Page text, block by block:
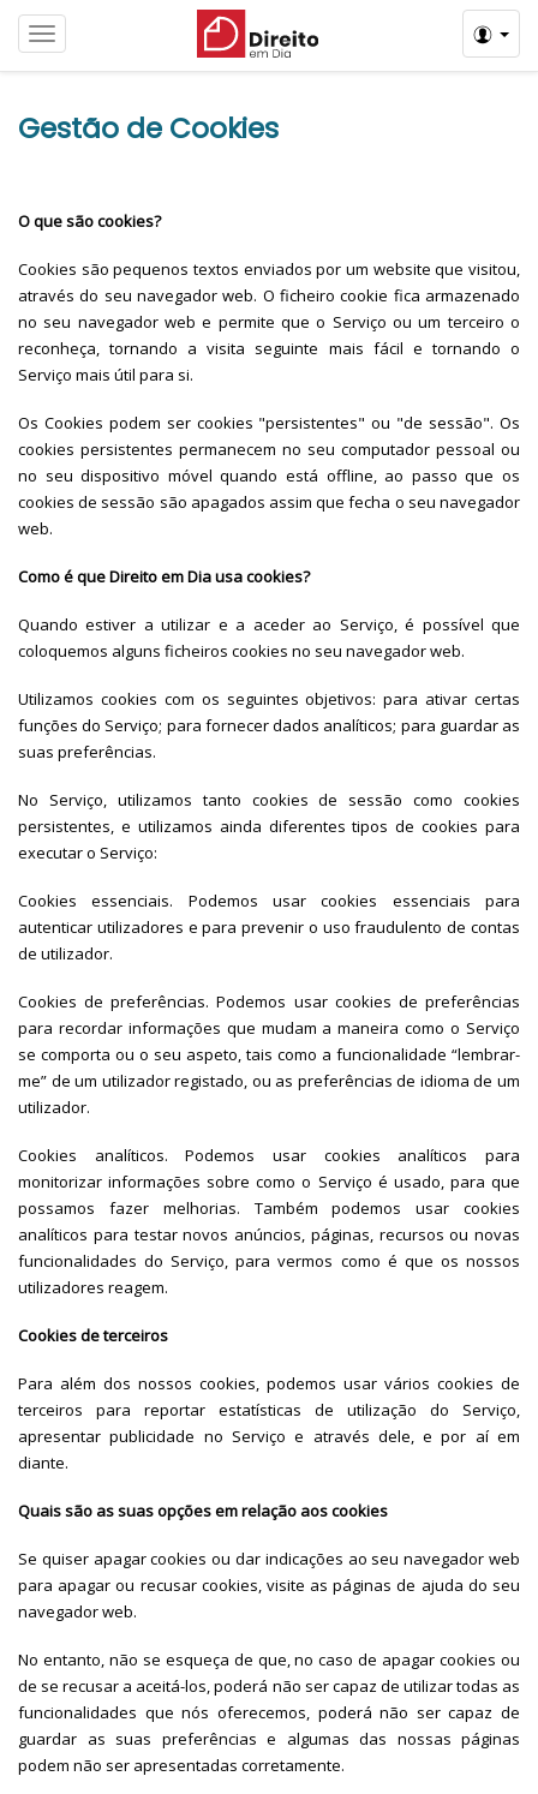
Menú
Gestão de Cookies
O que são cookies?
Cookies são pequenos textos enviados por um website que visitou,
através do seu navegador web. O ficheiro cookie fica armazenado
no seu navegador web e permite que o Serviço ou um terceiro o
reconheça, tornando a visita seguinte mais fácil e tornando o
Serviço mais útil para si.
Os Cookies podem ser cookies "persistentes" ou "de sessão". Os
cookies persistentes permanecem no seu computador pessoal ou
no seu dispositivo móvel quando está offline, ao passo que os
cookies de sessão são apagados assim que fecha o seu navegador
web.
Como é que Direito em Dia usa cookies?
Quando estiver a utilizar e a aceder ao Serviço, é possível que
coloquemos alguns ficheiros cookies no seu navegador web.
Utilizamos cookies com os seguintes objetivos: para ativar certas
funções do Serviço; para fornecer dados analíticos; para guardar as
suas preferências.
No Serviço, utilizamos tanto cookies de sessão como cookies
persistentes, e utilizamos ainda diferentes tipos de cookies para
executar o Serviço:
Cookies essenciais. Podemos usar cookies essenciais para
autenticar utilizadores e para prevenir o uso fraudulento de contas
de utilizador.
Cookies de preferências. Podemos usar cookies de preferências
para recordar informações que mudam a maneira como o Serviço
se comporta ou o seu aspeto, tais como a funcionalidade “lembrar-
me” de um utilizador registado, ou as preferências de idioma de um
utilizador.
Cookies analíticos. Podemos usar cookies analíticos para
monitorizar informações sobre como o Serviço é usado, para que
possamos fazer melhorias. Também podemos usar cookies
analíticos para testar novos anúncios, páginas, recursos ou novas
funcionalidades do Serviço, para vermos como é que os nossos
utilizadores reagem.
Cookies de terceiros
Para além dos nossos cookies, podemos usar vários cookies de
terceiros para reportar estatísticas de utilização do Serviço,
apresentar publicidade no Serviço e através dele, e por aí em
diante.
Quais são as suas opções em relação aos cookies
Se quiser apagar cookies ou dar indicações ao seu navegador web
para apagar ou recusar cookies, visite as páginas de ajuda do seu
navegador web.
No entanto, não se esqueça de que, no caso de apagar cookies ou
de se recusar a aceitá-los, poderá não ser capaz de utilizar todas as
funcionalidades que nós oferecemos, poderá não ser capaz de
guardar as suas preferências e algumas das nossas páginas
podem não ser apresentadas corretamente.